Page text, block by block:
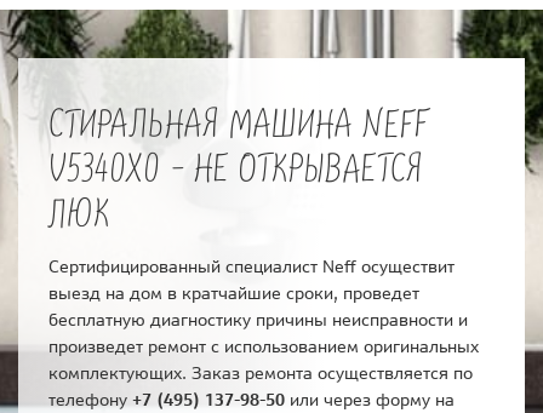
СТИРАЛЬНАЯ МАШИНА NEFF
V5340X0 - НЕ ОТКРЫВАЕТСЯ
ЛЮК
Сертифицированный специалист Neff осуществит
выезд на дом в кратчайшие сроки, проведет
бесплатную диагностику причины неисправности и
произведет ремонт с использованием оригинальных
комплектующих. Заказ ремонта осуществляется по
телефону +7 (495) 137-98-50 или через форму на